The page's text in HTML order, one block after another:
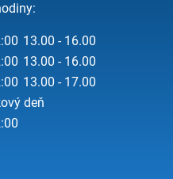
13.00 - 16.00
13.00 - 16.00
13.00 - 17.00
deň